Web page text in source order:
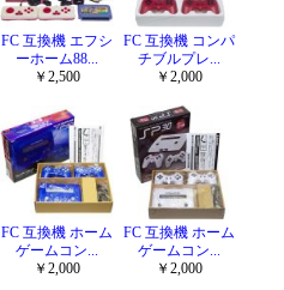
FC 互換機 エフシ
ーホーム88...
￥2,500
FC 互換機 コンパ
チブルプレ...
￥2,000
FC 互換機 ホーム
ゲームコン...
￥2,000
FC 互換機 ホーム
ゲームコン...
￥2,000